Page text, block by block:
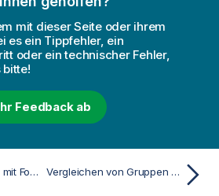
mit dieser Seite oder ihrem
es ein Tippfehler, ein
oder ein technischer Fehler,
bitte!
Feedback ab
Erstellen einer Karte mit Fokus auf einer Region Vergleichen von Gruppen und Gruppenkategorien mit einer Kennzahl mit einem mekko-Diagramm